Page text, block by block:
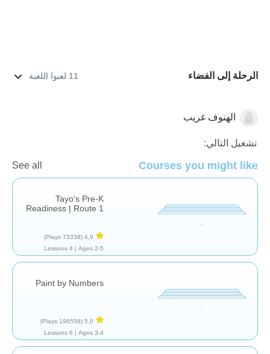
الرحلة إلى الفضاء 11 لعبوا اللعبة
للمرح فقط
الهنوف غريب
تشغيل التالي:
Courses you might like
See all
Tayo's Pre-K
Readiness | Route 1
4,9
(73338 Plays)
Ages 2-5 |
4 Lessons
Paint by Numbers
5,0
(196558 Plays)
Ages 3-4 |
6 Lessons